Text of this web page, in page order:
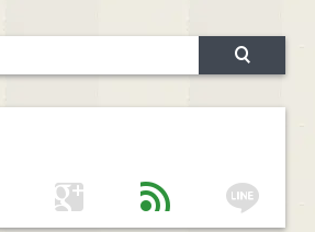
google feed line